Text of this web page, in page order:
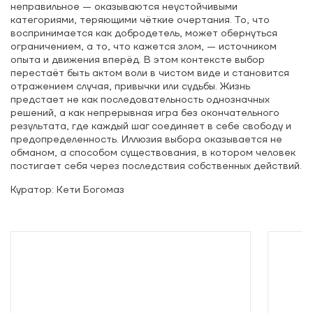
неправильное — оказываются неустойчивыми
категориями, теряющими чёткие очертания. То, что
воспринимается как добродетель, может обернуться
ограничением, а то, что кажется злом, — источником
опыта и движения вперёд. В этом контексте выбор
перестаёт быть актом воли в чистом виде и становится
отражением случая, привычки или судьбы. Жизнь
предстает не как последовательность однозначных
решений, а как непрерывная игра без окончательного
результата, где каждый шаг соединяет в себе свободу и
предопределенность. Иллюзия выбора оказывается не
обманом, а способом существования, в котором человек
постигает себя через последствия собственных действий.
Куратор: Кети Богомаз